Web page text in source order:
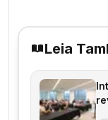
Leia